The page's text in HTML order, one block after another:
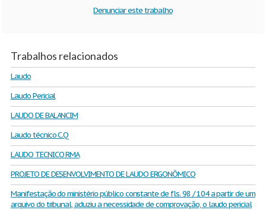
Denunciar este trabalho
Trabalhos relacionados
Laudo
Laudo Pericial
LAUDO DE BALANCIM
Laudo técnico C.Q
LAUDO TECNICO RMA
PROJETO DE DESENVOLVIMENTO DE LAUDO ERGONÔMICO
Manifestação do ministério público constante de fls. 98 / 104 a partir de um
arquivo do tribunal, aduziu a necessidade de comprovação, o laudo pericial